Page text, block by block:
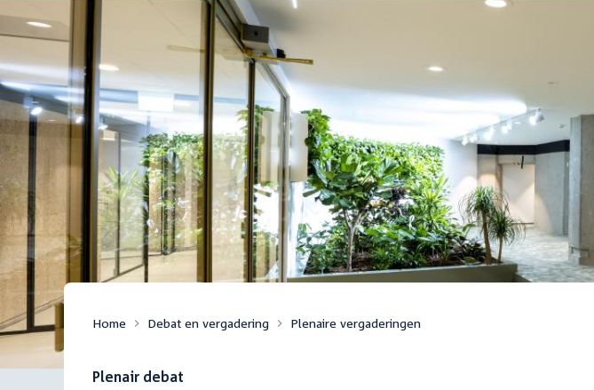
Home Debat en vergadering Plenaire vergaderingen
Plenair debat